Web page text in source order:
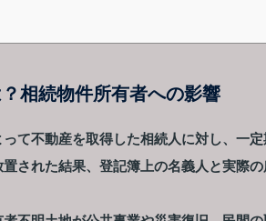
相続物件所有者への影響
て不動産を取得した相続人に対し、一
された結果、登記簿上の名義人と実際